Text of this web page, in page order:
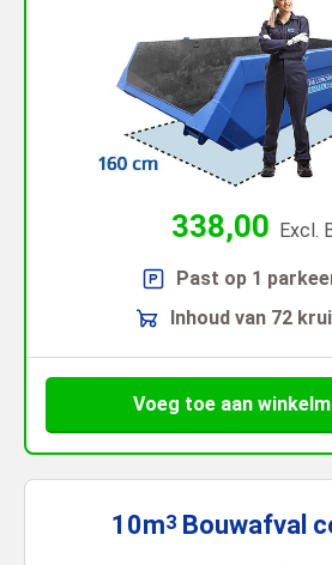
338,00 Excl.
Past op 1
Inhoud van 72
Voeg toe aan
10m3 Bouwafval